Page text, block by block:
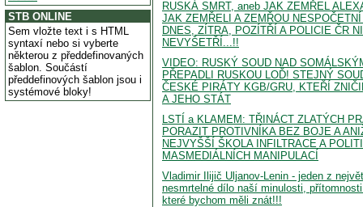
STB ONLINE
Sem vložte text i s HTML
syntaxí nebo si vyberte
některou z předdefinovaných
šablon. Součástí
předdefinových šablon jsou i
systémové bloky!
RUSKÁ SMRT, aneb JAK ZEMŘEL
JAK ZEMŘELI A ZEMŘOU
DNES, ZÍTRA, POZÍTŘÍ A POLICIE ČR
NEVYŠETŘÍ...!!
VIDEO: RUSKÝ SOUD NAD
PŘEPADLI RUSKOU LOĎ! STEJNÝ
ČESKÉ PIRÁTY KGB/GRU, KTEŘÍ
A JEHO STÁT
LSTÍ a KLAMEM: TŘINÁCT ZLATÝCH
PORAZIT PROTIVNÍKA BEZ BOJE A
NEJVYŠŠÍ ŠKOLA INFILTRACE A
MASMEDIÁLNÍCH MANIPULACÍ
Vladimir Ilijič Uljanov-Lenin - jeden z
nesmrtelné dílo naší minulosti,
které bychom měli znát!!!